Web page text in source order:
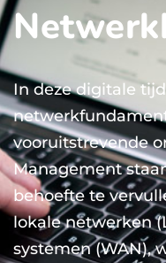
In deze digitale
vooruitstrevende
Management
behoefte te
lokale netwerken
systemen (WAN),